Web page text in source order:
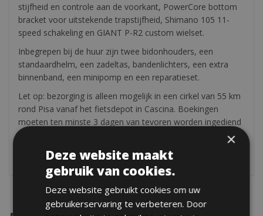
stijfheid en controle aan de voorkant, PowerCore bottom
bracket voor uitstekende trapstijfheid, Shimano 105 11-
speed schakeling en GIANT P-R2 custom wielset.
Inbegrepen bij de huur zijn twee bidonhouders, een
standaardhelm, een zadeltas, bandenlichters, een extra
binnenband, een minipomp en een reparatieset.
Let op: bezorging is alleen mogelijk in een cirkel van 55 km
rond Pisa vanaf het fietsdepot in Cascina. Boekingen
moeten ten minste 3 dagen van tevoren worden ingediend
met een minimum van 3 huurdagen.
×
Deze website maakt
gebruik van cookies.
Deze website gebruikt cookies om uw
gebruikerservaring te verbeteren. Door